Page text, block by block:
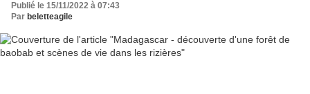
Publié le 15/11/2022 à 07:43
Par beletteagile